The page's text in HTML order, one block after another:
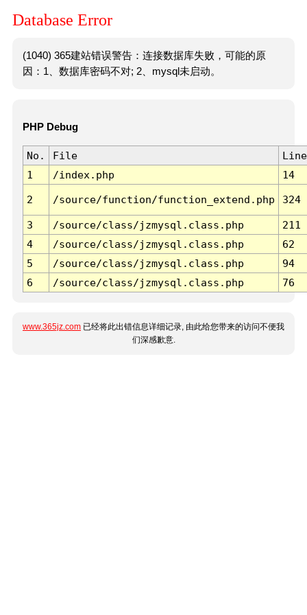
Database Error
(1040) 365建站错误警告：连接数据库失败，可能的原
因：1、数据库密码不对; 2、mysql未启动。
PHP Debug
No. File
Line
1
/index.php 14
2 /source/function/function_extend.php 324
3 /source/class/jzmysql.class.php
211
4
/source/class/jzmysql.class.php
62
5
/source/class/jzmysql.class.php
94
6
/source/class/jzmysql.class.php 76
www.365jz.com 已经将此出错信息详细记录, 由此给您带来的访问不便我
们深感歉意.